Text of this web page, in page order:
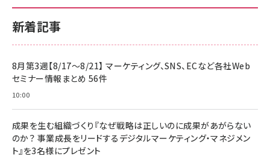
新着記事
8月第3週【8/17～8/21】 マーケティング、SNS、ECなど各社Web
セミナー情報まとめ 56件
10:00
成果を生む組織づくり『なぜ戦略は正しいのに成果があがらない
のか？ 事業成長をリードするデジタルマーケティング・マネジメン
ト』を3名様にプレゼント